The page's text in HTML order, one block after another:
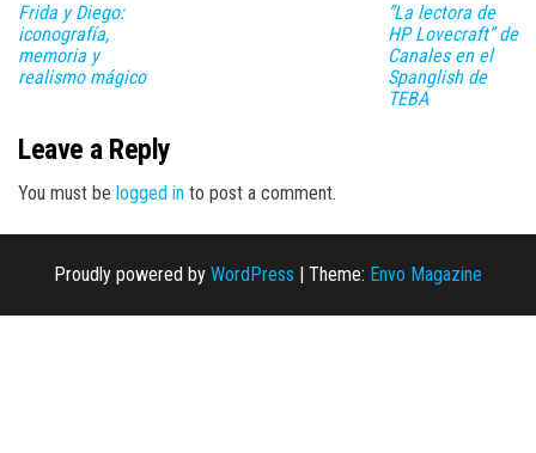
Frida y Diego:
iconografía,
memoria y
realismo mágico
”La lectora de
HP Lovecraft” de
Canales en el
Spanglish de
TEBA
Leave a Reply
You must be logged in to post a comment.
Proudly powered by WordPress Theme: Envo Magazine